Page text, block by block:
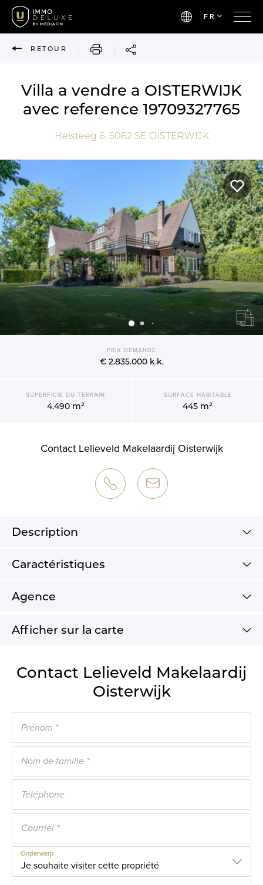
FR
RETOUR IMPRIMER
Villa a vendre a OISTERWIJK
avec reference 19709327765
Heisteeg 6, 5062 SE OISTERWIJK
PRIX DEMANDÉ
€ 2.835.000k.k.
SUPERFICIE DU TERRAIN
4.490 m²
SURFACE HABITABLE
445 m²
Contact Lelieveld Makelaardij Oisterwijk
Description
Caractéristiques
Agence
Afficher sur la carte
Contact Lelieveld Makelaardij
Oisterwijk
Onderwerp